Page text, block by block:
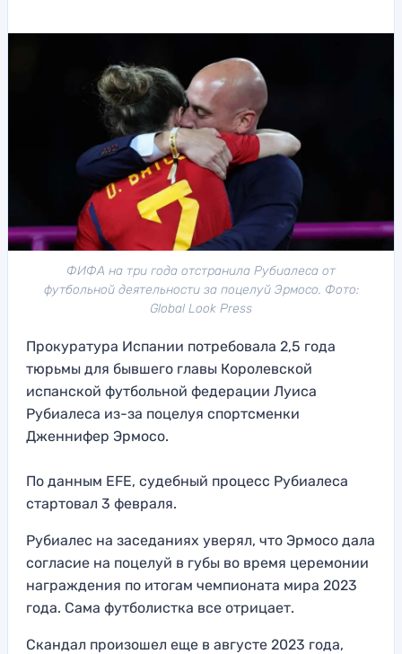
ФИФА на три года отстранила Рубиалеса от
футбольной деятельности за поцелуй Эрмосо. Фото:
Global Look Press
Прокуратура Испании потребовала 2,5 года
тюрьмы для бывшего главы Королевской
испанской футбольной федерации Луиса
Рубиалеса из-за поцелуя спортсменки
Дженнифер Эрмосо.
По данным EFE, судебный процесс Рубиалеса
стартовал 3 февраля.
Рубиалес на заседаниях уверял, что Эрмосо дала
согласие на поцелуй в губы во время церемонии
награждения по итогам чемпионата мира 2023
года. Сама футболистка все отрицает.
Скандал произошел еще в августе 2023 года,